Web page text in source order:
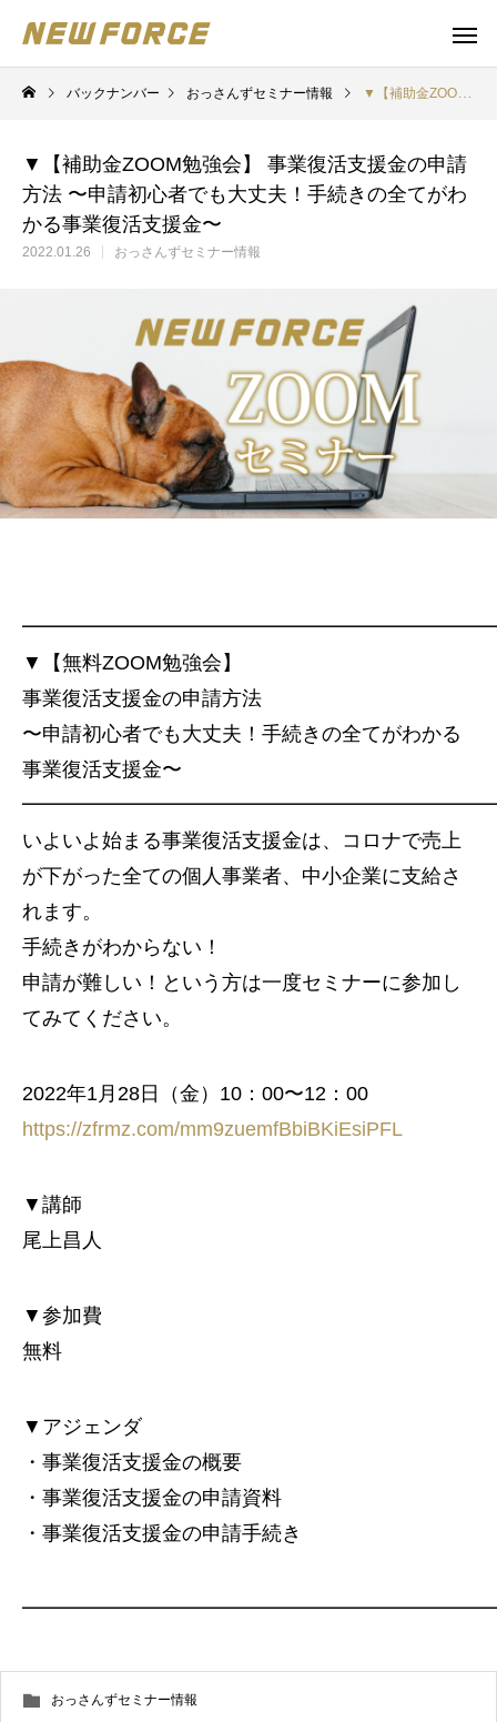
WEBコンテンツ
WEBマーケティング戦略立案
バックナンバー おっさんずセミナー情報 ▼【補助金ZOOM勉強会】 事業復活支援金の申請方法 〜申請初心者でも大丈夫！手続きの全てがわかる事業復活支援金〜
▼【補助金ZOOM勉強会】 事業復活支援金の申請
方法 〜申請初心者でも大丈夫！手続きの全てがわ
かる事業復活支援金〜
2022.01.26 おっさんずセミナー情報
▼【無料ZOOM勉強会】
事業復活支援金の申請方法
〜申請初心者でも大丈夫！手続きの全てがわかる
事業復活支援金〜
いよいよ始まる事業復活支援金は、コロナで売上
が下がった全ての個人事業者、中小企業に支給さ
れます。
手続きがわからない！
申請が難しい！という方は一度セミナーに参加し
てみてください。
2022年1月28日（金）10：00〜12：00
https://zfrmz.com/mm9zuemfBbiBKiEsiPFL
▼講師
尾上昌人
▼参加費
無料
▼アジェンダ
・事業復活支援金の概要
・事業復活支援金の申請資料
・事業復活支援金の申請手続き
おっさんずセミナー情報